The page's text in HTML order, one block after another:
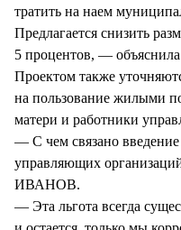
тратить на наем
Предлагается снизить
5 процентов, —
Проектом также
на пользование жилыми
матери и работники
— С чем связано введение
управляющих
ИВАНОВ.
— Эта льгота всегда